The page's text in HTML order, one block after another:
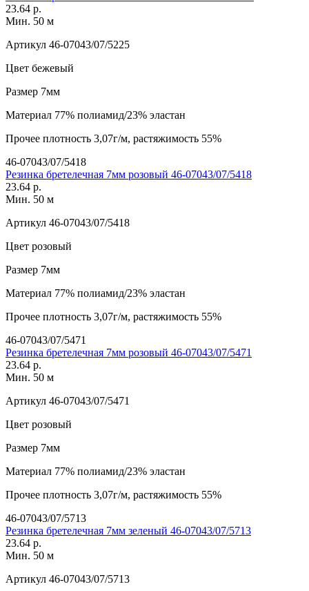
23.64 р.
Мин. 50 м
Артикул 46-07043/07/5225
Цвет бежевый
Размер 7мм
Материал 77% полиамид/23% эластан
Прочее плотность 3,07г/м, растяжимость 55%
46-07043/07/5418
Резинка бретелечная 7мм розовый 46-07043/07/5418
23.64 р.
Мин. 50 м
Артикул 46-07043/07/5418
Цвет розовый
Размер 7мм
Материал 77% полиамид/23% эластан
Прочее плотность 3,07г/м, растяжимость 55%
46-07043/07/5471
Резинка бретелечная 7мм розовый 46-07043/07/5471
23.64 р.
Мин. 50 м
Артикул 46-07043/07/5471
Цвет розовый
Размер 7мм
Материал 77% полиамид/23% эластан
Прочее плотность 3,07г/м, растяжимость 55%
46-07043/07/5713
Резинка бретелечная 7мм зеленый 46-07043/07/5713
23.64 р.
Мин. 50 м
Артикул 46-07043/07/5713